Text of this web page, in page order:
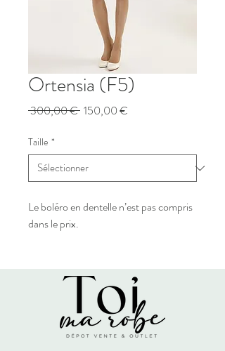
Ortensia (F5)
300,00 € Prix
150,00 €
Taille *
Le boléro en dentelle n’est pas compris
dans le prix.